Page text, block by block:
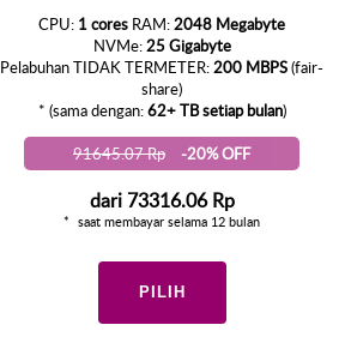
CPU: 1 cores RAM:2048 Megabyte
NVMe:25 Gigabyte
Pelabuhan TIDAK TERMETER:200 MBPS(fair-
share)
* (sama dengan:62+ TB setiap bulan)
91645.07 Rp
-20% OFF
dari 73316.06 Rp
saat membayar selama 12 bulan
PILIH